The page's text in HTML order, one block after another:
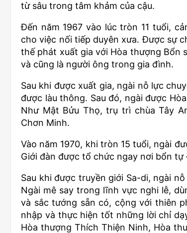
từ sâu trong tâm khảm của cậu.
Đến năm 1967 vào lúc tròn 11 tuổi,
cho việc nối tiếp duyên xưa. Được sự
thế phát xuất gia với Hòa thượng Bổn
và cũng là người ông trong gia đình.
Sau khi được xuất gia, ngài nỗ lực
được làu thông. Sau đó, ngài được
Như Mật Bửu Thọ, trụ trì chùa Tây
Chơn Minh.
Vào năm 1970, khi tròn 15 tuổi, ngài
Giới đàn được tổ chức ngay nơi bổn tự
Sau khi được truyền giới Sa-di, ngài
Ngài mê say trong lĩnh vực nghi lễ,
và sắc tướng sẵn có, cộng với thiên
nhập và thực hiện tốt những lời chỉ
Hòa thượng Thích Thiện Ninh, Hòa